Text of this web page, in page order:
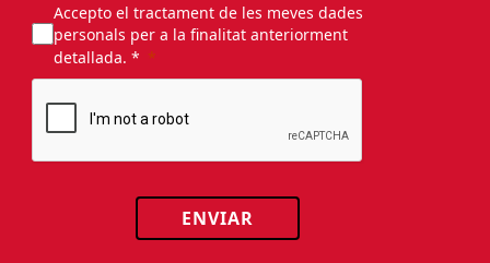
Accepto el tractament de les meves dades
personals per a la finalitat anteriorment
detallada. *
ENVIAR